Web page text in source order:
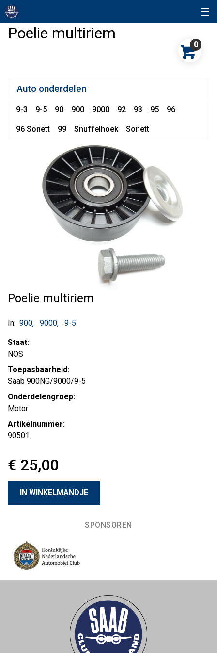
Poelie multiriem
0
Auto onderdelen
9-3 9-5 90 900 9000 92 93 95 96
96 Sonett 99 Snuffelhoek Sonett
Poelie multiriem
In: 900 9000 9-5
Staat:
NOS
Toepasbaarheid:
Saab 900NG/9000/9-5
Onderdelengroep:
Motor
Artikelnummer:
90501
€ 25,00
SPONSOREN